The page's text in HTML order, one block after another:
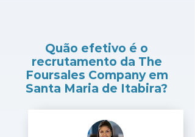
Quão efetivo é o
recrutamento da The
Foursales Company em
Santa Maria de Itabira?